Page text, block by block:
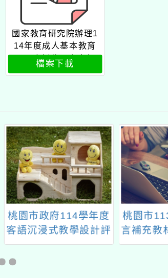
國家教育研究院辦理1
14年度成人基本教育
研習班新住民專班師
資研習班課程表2
檔案下載
桃園市政府114學年度
客語沉浸式教學設計評
選實施計畫
桃園市
言補充教
活動設